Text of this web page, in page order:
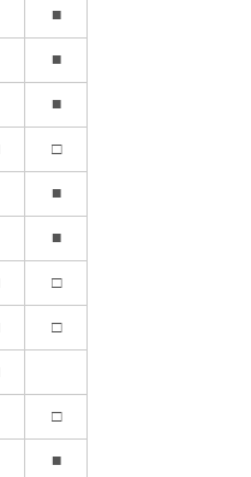
■
■
■
□
■
■
□
□
□
■